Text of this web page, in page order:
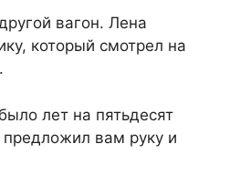
вагон. Лена
который смотрел на
лет на пятьдесят
вам руку и